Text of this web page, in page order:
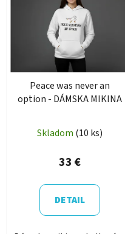
Peace was never an
option - DÁMSKA MIKINA
Skladom (10 ks)
33 €
DETAIL